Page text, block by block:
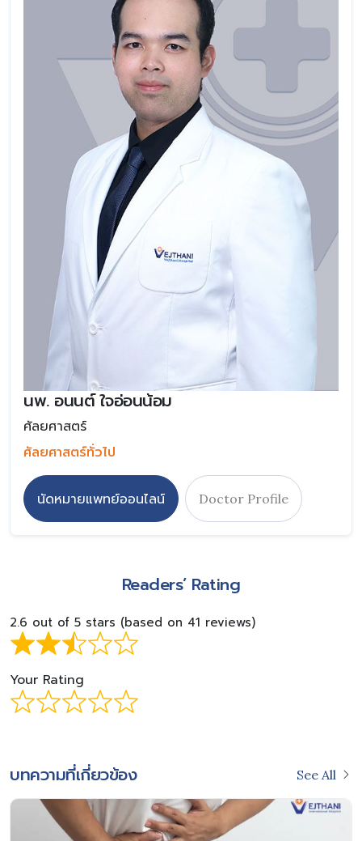
นพ. อนนต์ ใจอ่อนน้อม
ศัลยศาสตร์
ศัลยศาสตร์ทั่วไป
นัดหมายแพทย์ออนไลน์ Doctor Profile
Readers’ Rating
2.6 out of 5 stars (based on 41 reviews)
Your Rating
บทความที่เกี่ยวข้อง See All